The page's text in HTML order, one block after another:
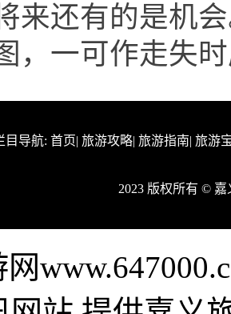
来还有的是机
，一可作走失
目导航: 首页| 旅游攻略| 旅游指南| 旅游
2023 版权所有 ©